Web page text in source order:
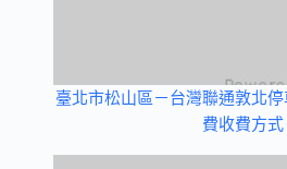
臺北市松山區－台灣聯通敦北
費收費方式